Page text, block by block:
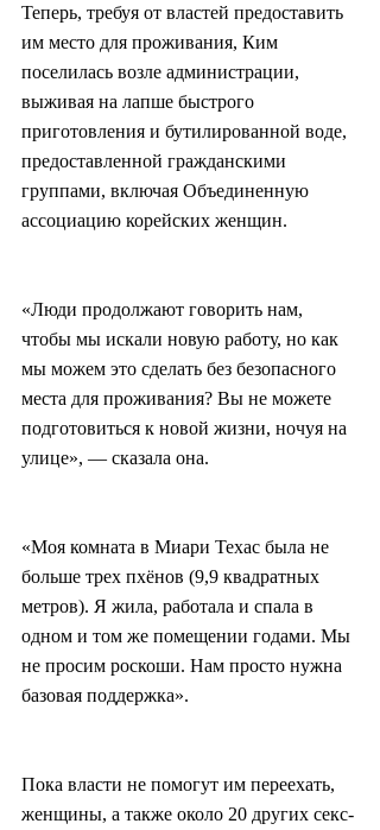
Теперь, требуя от властей предоставить
им место для проживания, Ким
поселилась возле администрации,
выживая на лапше быстрого
приготовления и бутилированной воде,
предоставленной гражданскими
группами, включая Объединенную
ассоциацию корейских женщин.
«Люди продолжают говорить нам,
чтобы мы искали новую работу, но как
мы можем это сделать без безопасного
места для проживания? Вы не можете
подготовиться к новой жизни, ночуя на
улице», — сказала она.
«Моя комната в Миари Техас была не
больше трех пхёнов (9,9 квадратных
метров). Я жила, работала и спала в
одном и том же помещении годами. Мы
не просим роскоши. Нам просто нужна
базовая поддержка».
Пока власти не помогут им переехать,
женщины, а также около 20 других секс-